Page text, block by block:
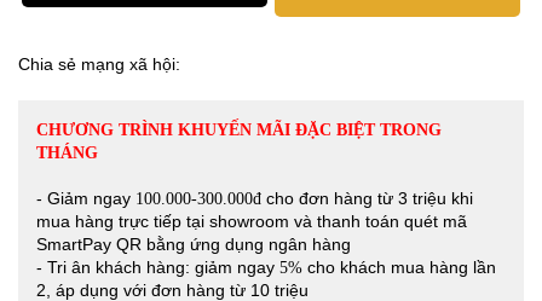
Chia sẻ mạng xã hội:
CHƯƠNG TRÌNH KHUYẾN MÃI ĐẶC BIỆT TRONG
THÁNG
- Giảm ngay 100.000-300.000đ cho đơn hàng từ 3 triệu khi
mua hàng trực tiếp tại showroom và thanh toán quét mã
SmartPay QR bằng ứng dụng ngân hàng
- Tri ân khách hàng: giảm ngay 5% cho khách mua hàng lần
2, áp dụng với đơn hàng từ 10 triệu